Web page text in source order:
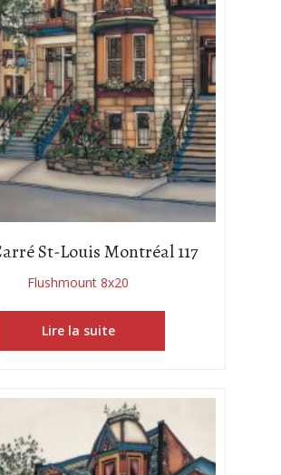
St-Louis Montréal 117
Flushmount 8x20
Lire la suite